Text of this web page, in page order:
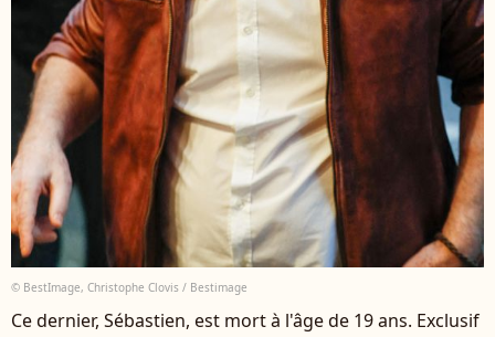
© BestImage, Christophe Clovis / Bestimage
Ce dernier, Sébastien, est mort à l'âge de 19 ans. Exclusif